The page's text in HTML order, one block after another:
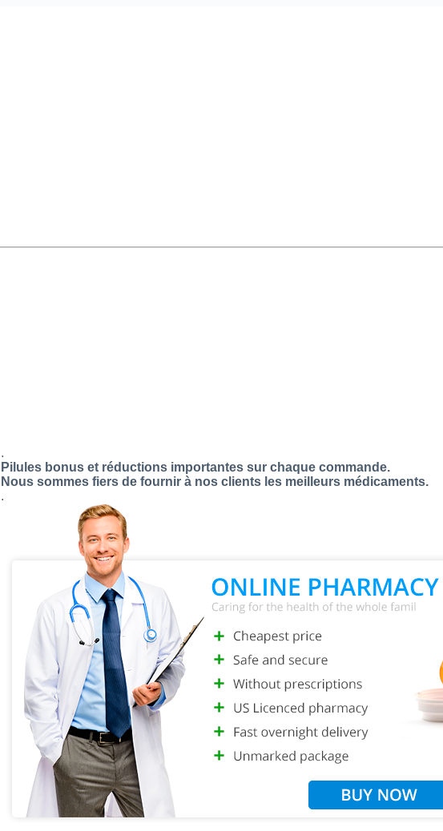
.
Pilules bonus et réductions importantes sur chaque commande.
Nous sommes fiers de fournir à nos clients les meilleurs médicaments.
.